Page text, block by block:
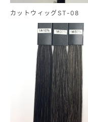
カットウィッグST-08